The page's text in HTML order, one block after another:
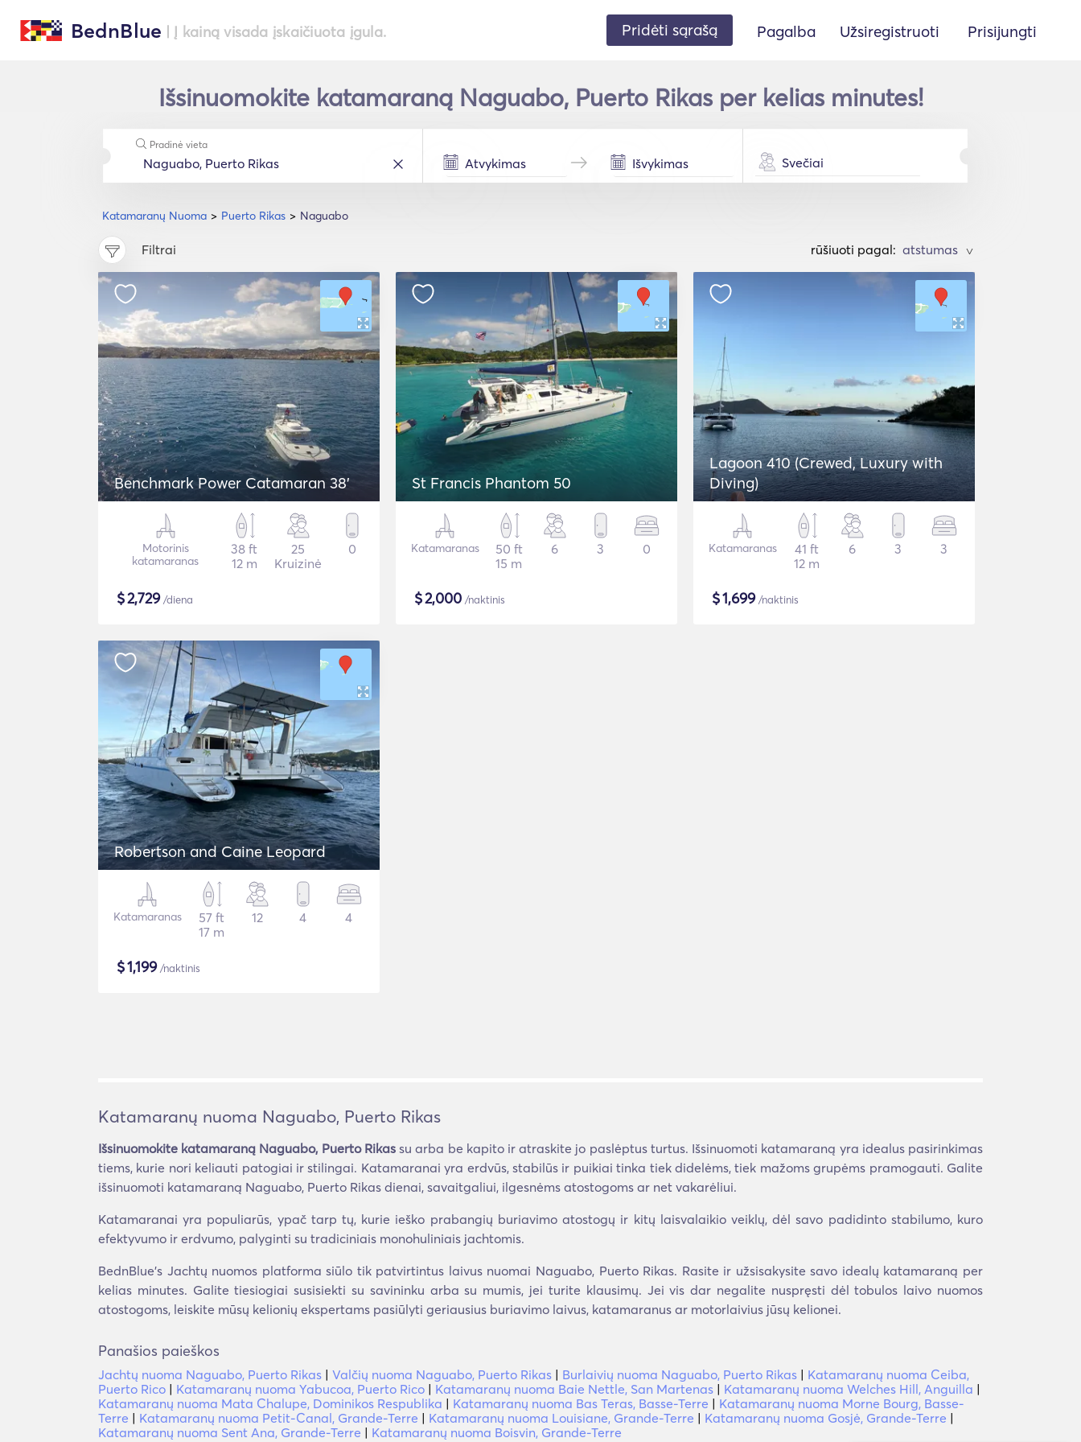
BednBlue | Į kainą visada įskaičiuota įgula. Pridėti sąrašą Pagalba Užsiregistruoti Prisijungti
Išsinuomokite katamaraną Naguabo, Puerto Rikas per kelias minutes!
Katamaranų Nuoma Puerto Rikas Naguabo
Pradinė vieta
Svečiai
Filtrai rūšiuoti pagal: >
Benchmark Power Catamaran 38'
Motorinis
katamaranas
38 ft
12 m
25
Kruizinė
0
$2,729/diena
St Francis Phantom 50
Katamaranas
50 ft
15 m
6 3 0
$2,000 /naktinis
Lagoon 410 (Crewed, Luxury with
Diving)
Katamaranas
41 ft
12 m
6 3 3
$1,699/naktinis
Robertson and Caine Leopard
Katamaranas
57 ft
17 m
12 4 4
$1,199/naktinis
Katamaranų nuoma Naguabo, Puerto Rikas
Išsinuomokite katamaraną Naguabo, Puerto Rikassu arba be kapito ir atraskite jo paslėptus turtus. Išsinuomoti katamaraną yra idealus pasirinkimas
tiems, kurie nori keliauti patogiai ir stilingai. Katamaranai yra erdvūs, stabilūs ir puikiai tinka tiek didelėms, tiek mažoms grupėms pramogauti. Galite
išsinuomoti katamaraną Naguabo, Puerto Rikas dienai, savaitgaliui, ilgesnėms atostogoms ar net vakarėliui.
Katamaranai yra populiarūs, ypač tarp tų, kurie ieško prabangių buriavimo atostogų ir kitų laisvalaikio veiklų, dėl savo padidinto stabilumo, kuro
efektyvumo ir erdvumo, palyginti su tradiciniais monohuliniais jachtomis.
BednBlue's Jachtų nuomos platforma siūlo tik patvirtintus laivus nuomai Naguabo, Puerto Rikas. Rasite ir užsisakysite savo idealų katamaraną per
kelias minutes. Galite tiesiogiai susisiekti su savininku arba su mumis, jei turite klausimų. Jei vis dar negalite nuspręsti dėl tobulos laivo nuomos
atostogoms, leiskite mūsų kelionių ekspertams pasiūlyti geriausius buriavimo laivus, katamaranus ar motorlaivius jūsų kelionei.
Panašios paieškos
Jachtų nuoma Naguabo, Puerto Rikas | Valčių nuoma Naguabo, Puerto Rikas | Burlaivių nuoma Naguabo, Puerto Rikas | Katamaranų nuoma Ceiba,
Puerto Rico | Katamaranų nuoma Yabucoa, Puerto Rico | Katamaranų nuoma Baie Nettle, San Martenas | Katamaranų nuoma Welches Hill, Anguilla |
Katamaranų nuoma Mata Chalupe, Dominikos Respublika | Katamaranų nuoma Bas Teras, Basse-Terre | Katamaranų nuoma Morne Bourg, Basse-
Terre | Katamaranų nuoma Petit-Canal, Grande-Terre | Katamaranų nuoma Louisiane, Grande-Terre | Katamaranų nuoma Gosjė, Grande-Terre |
Katamaranų nuoma Sent Ana, Grande-Terre | Katamaranų nuoma Boisvin, Grande-Terre